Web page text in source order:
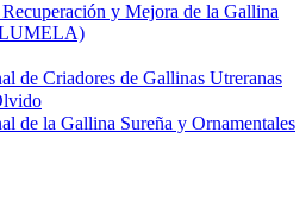
y Mejora de la Gallina
de Criadores de Gallinas Utreranas
de la Gallina Sureña y Ornamentales